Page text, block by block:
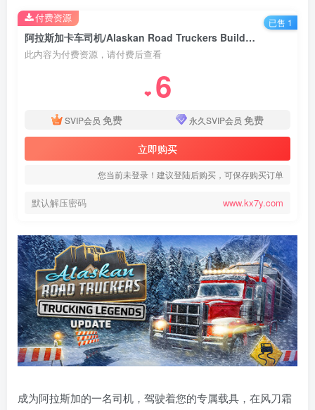
阿拉斯加卡车司机/Alaskan Road Truckers Build.18450106|模拟经营|容量15.2GB|免安装绿色中文版
此内容为付费资源，请付费后查看
❤ 6
SVIP会员 免费 永久SVIP会员 免费
立即购买
您当前未登录！建议登陆后购买，可保存购买订单
默认解压密码 www.kx7y.com
付费资源 已售 1
成为阿拉斯加的一名司机，驾驶着您的专属载具，在风刀霜